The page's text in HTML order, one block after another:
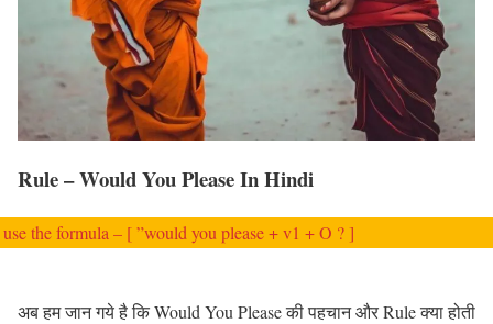
Rule – Would You Please In Hindi
the formula – [ ”would you please + v1 + O ? ]
अब हम जान गये है कि Would You Please की पहचान और Rule क्या होती